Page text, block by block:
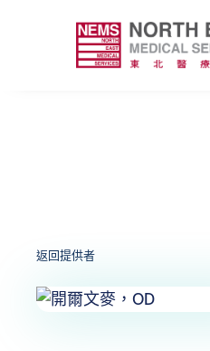
返回提供者